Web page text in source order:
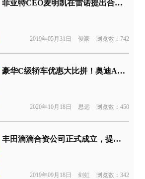
菲亚特CEO麦明凯在雷诺提出合并后出售手中FCA股票
2019年05月31日 俊豪 浏览数：742
豪华C级轿车优惠大比拼！奥迪A6L终端优惠最大达10.8万
2020年10月18日 思远 浏览数：450
丰田滴滴合资公司正式成立，提供汽车销售及网约车服务
2019年09月18日 剑虹 浏览数：342